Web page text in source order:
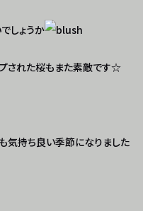
しょうか
された桜もまた素敵です☆
気持ち良い季節になりました